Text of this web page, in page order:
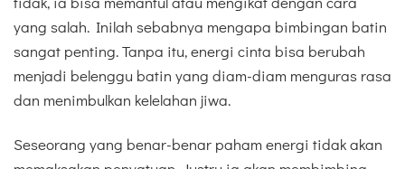
yang salah. Inilah sebabnya mengapa bimbingan batin
sangat penting. Tanpa itu, energi cinta bisa berubah
menjadi belenggu batin yang diam-diam menguras rasa
dan menimbulkan kelelahan jiwa.
Seseorang yang benar-benar paham energi tidak akan